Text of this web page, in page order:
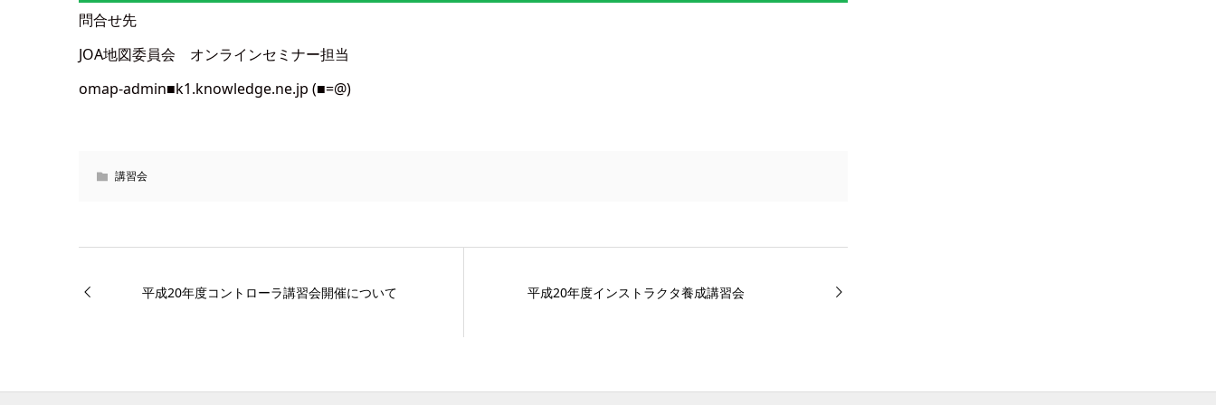
問合せ先
JOA地図委員会 オンラインセミナー担当
omap-admin■k1.knowledge.ne.jp (■=@)
講習会
平成20年度コントローラ講習会開催について 平成20年度インストラクタ養成講習会